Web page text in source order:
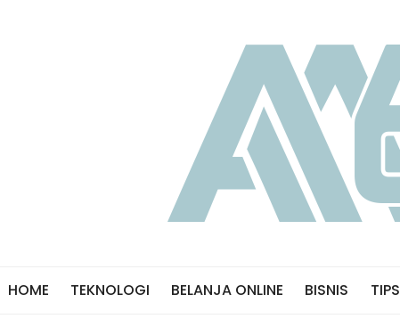
HOME TEKNOLOGI BELANJA ONLINE BISNIS TIPS